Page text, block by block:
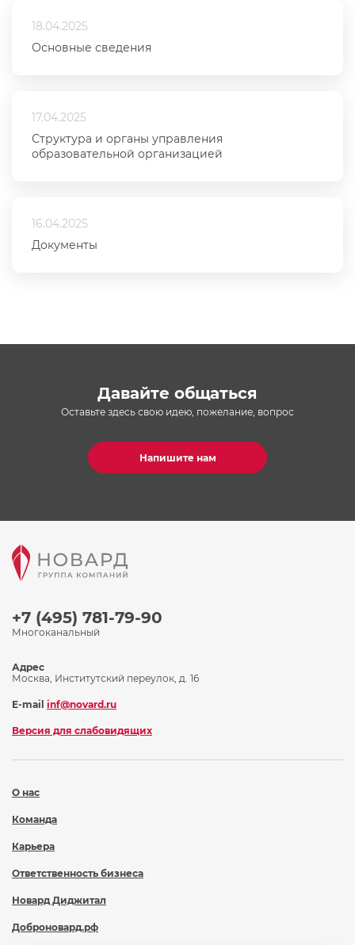
18.04.2025
Основные сведения
17.04.2025
Структура и органы управления
образовательной организацией
16.04.2025
Документы
Давайте общаться
Оставьте здесь свою идею, пожелание, вопрос
Напишите нам
+7 (495) 781-79-90
Многоканальный
О нас
Команда
Карьера
Ответственность бизнеса
Новард Диджитал
Доброновард.рф
Адрес
Москва, Институтский переулок, д. 16
E-mail inf@novard.ru
Версия для слабовидящих